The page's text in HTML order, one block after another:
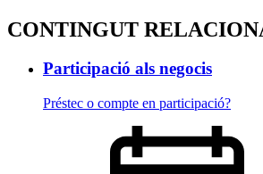
CONTINGUT
Participació als negocis
Préstec o compte en participació?